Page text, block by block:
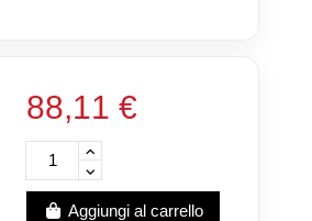
88,11 €
Aggiungi al carrello